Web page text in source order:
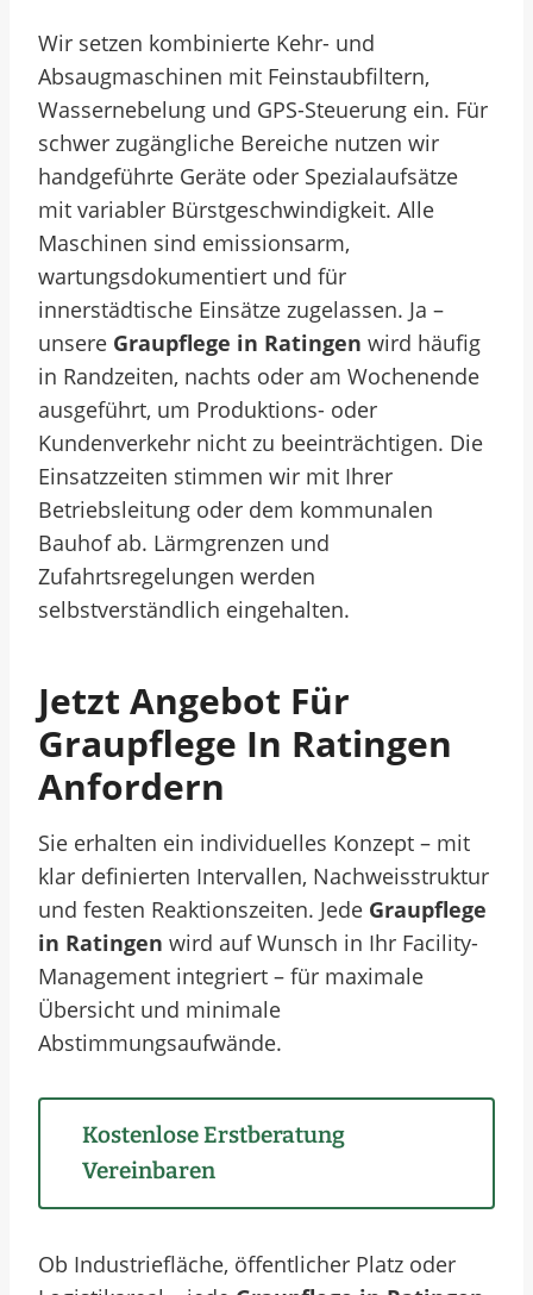
Wir setzen kombinierte Kehr- und
Absaugmaschinen mit Feinstaubfiltern,
Wassernebelung und GPS-Steuerung ein. Für
schwer zugängliche Bereiche nutzen wir
handgeführte Geräte oder Spezialaufsätze
mit variabler Bürstgeschwindigkeit. Alle
Maschinen sind emissionsarm,
wartungsdokumentiert und für
innerstädtische Einsätze zugelassen. Ja –
unsere Graupflege in Ratingen wird häufig
in Randzeiten, nachts oder am Wochenende
ausgeführt, um Produktions- oder
Kundenverkehr nicht zu beeinträchtigen. Die
Einsatzzeiten stimmen wir mit Ihrer
Betriebsleitung oder dem kommunalen
Bauhof ab. Lärmgrenzen und
Zufahrtsregelungen werden
selbstverständlich eingehalten.
Jetzt Angebot Für
Graupflege In Ratingen
Anfordern
Sie erhalten ein individuelles Konzept – mit
klar definierten Intervallen, Nachweisstruktur
und festen Reaktionszeiten. Jede Graupflege
in Ratingen wird auf Wunsch in Ihr Facility-
Management integriert – für maximale
Übersicht und minimale
Abstimmungsaufwände.
Kostenlose Erstberatung
Vereinbaren
Ob Industriefläche, öffentlicher Platz oder